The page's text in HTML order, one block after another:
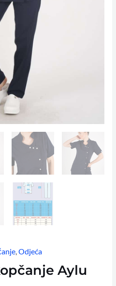
,Odjeća
Aylu